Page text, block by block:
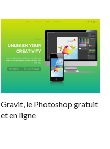
Gravit, le Photoshop gratuit
et en ligne